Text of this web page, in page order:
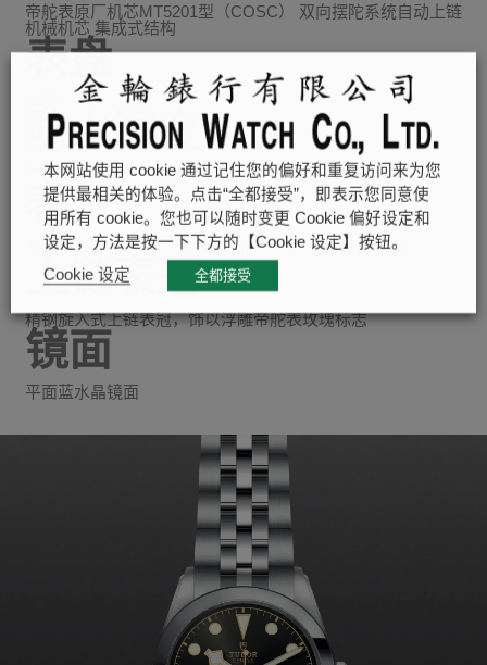
帝舵表原厂机芯MT5201型（COSC） 双向摆陀系统自动上链
机械机芯 集成式结构
表盘
防水深度
防水深达100米（330英尺）
表带
磨光及磨砂不锈钢表带，配帝舵表“T-fit”摺扣及保险扣
上链表冠
精钢旋入式上链表冠，饰以浮雕帝舵表玫瑰标志
镜面
平面蓝水晶镜面
本网站使用 cookie 通过记住您的偏好和重复访问来为您
提供最相关的体验。点击“全都接受”，即表示您同意使
用所有 cookie。您也可以随时变更 Cookie 偏好设定和
设定，方法是按一下下方的【Cookie 设定】按钮。
Cookie 设定
全都接受